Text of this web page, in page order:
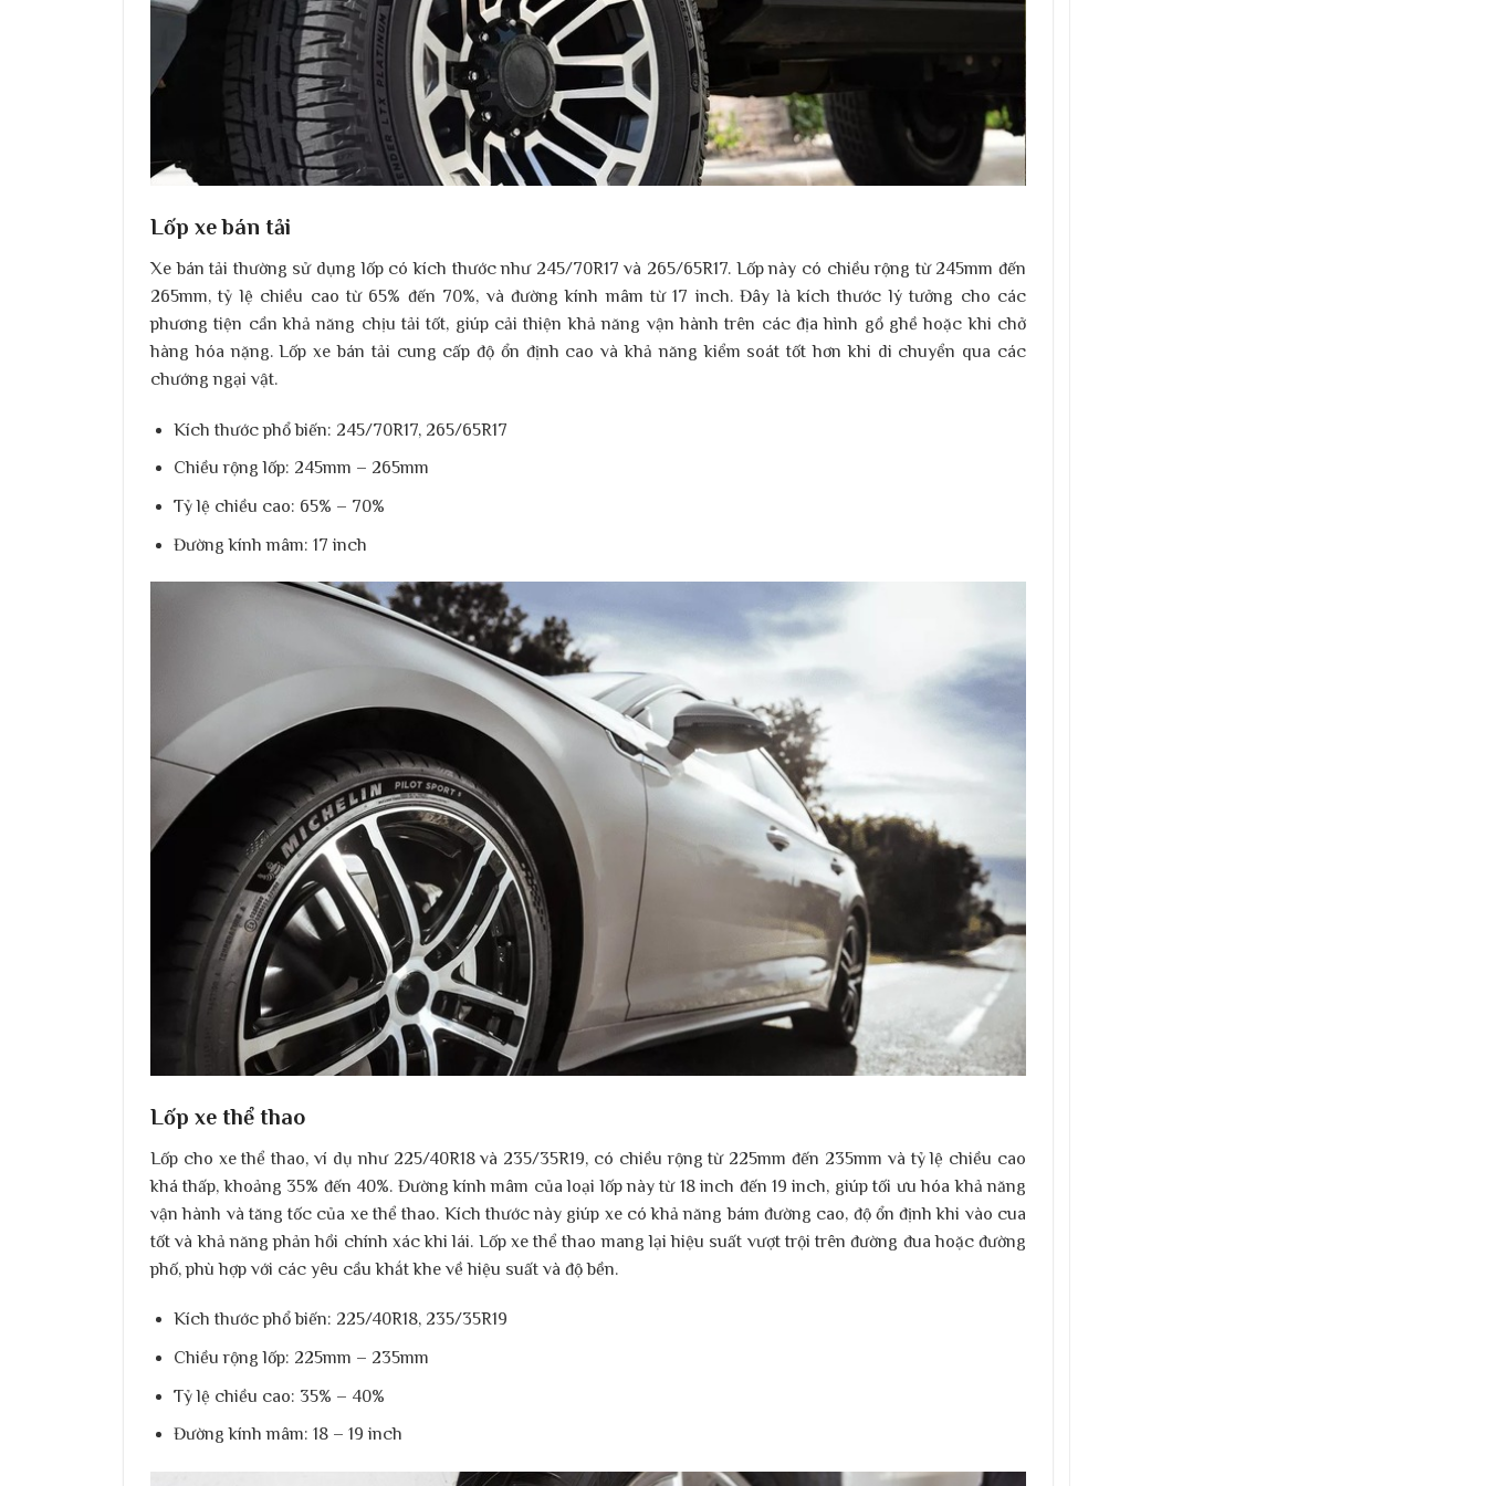
Lốp xe bán tải
Xe bán tải thường sử dụng lốp có kích thước như 245/70R17 và 265/65R17. Lốp này có chiều rộng từ 245mm đến
265mm, tỷ lệ chiều cao từ 65% đến 70%, và đường kính mâm từ 17 inch. Đây là kích thước lý tưởng cho các
phương tiện cần khả năng chịu tải tốt, giúp cải thiện khả năng vận hành trên các địa hình gồ ghề hoặc khi chở
hàng hóa nặng. Lốp xe bán tải cung cấp độ ổn định cao và khả năng kiểm soát tốt hơn khi di chuyển qua các
chướng ngại vật.
Kích thước phổ biến: 245/70R17, 265/65R17
Chiều rộng lốp: 245mm – 265mm
Tỷ lệ chiều cao: 65% – 70%
Đường kính mâm: 17 inch
Lốp xe thể thao
Lốp cho xe thể thao, ví dụ như 225/40R18 và 235/35R19, có chiều rộng từ 225mm đến 235mm và tỷ lệ chiều cao
khá thấp, khoảng 35% đến 40%. Đường kính mâm của loại lốp này từ 18 inch đến 19 inch, giúp tối ưu hóa khả năng
vận hành và tăng tốc của xe thể thao. Kích thước này giúp xe có khả năng bám đường cao, độ ổn định khi vào cua
tốt và khả năng phản hồi chính xác khi lái. Lốp xe thể thao mang lại hiệu suất vượt trội trên đường đua hoặc đường
phố, phù hợp với các yêu cầu khắt khe về hiệu suất và độ bền.
Kích thước phổ biến: 225/40R18, 235/35R19
Chiều rộng lốp: 225mm – 235mm
Tỷ lệ chiều cao: 35% – 40%
Đường kính mâm: 18 – 19 inch